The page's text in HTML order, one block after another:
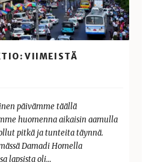
VIIMEISTÄ
päivämme täällä
huomenna aikaisin aamulla
pitkä ja tunteita täynnä.
Damadi Homella
lapsista oli…